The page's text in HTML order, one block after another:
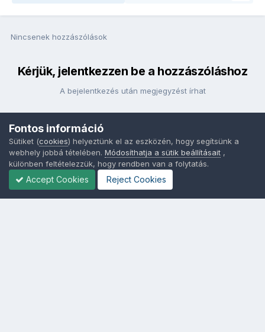
Nincsenek hozzászólások
Kérjük, jelentkezzen be a hozzászóláshoz
A bejelentkezés után megjegyzést írhat
Fontos információ
Sütiket (cookies) helyeztünk el az eszközén, hogy segítsünk a
webhely jobbá tételében. Módosíthatja a sütik beállításait ,
különben feltételezzük, hogy rendben van a folytatás.
Accept Cookies Reject Cookies